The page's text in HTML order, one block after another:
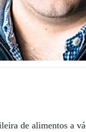
de alimentos a